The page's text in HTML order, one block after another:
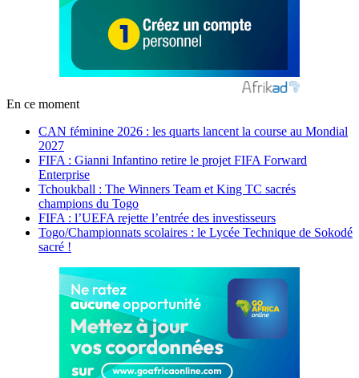
En ce moment
CAN féminine 2026 : les quarts lancent la course au Mondial
2027
FIFA : Gianni Infantino retire le projet FIFA Forward
Enterprise
Tchoukball : The Winners Team et King TC sacrés
champions du Togo
FIFA : l’UEFA rejette l’entrée des investisseurs
Togo/Championnats scolaires : le Lycée Technique de Sokodé
sacré !